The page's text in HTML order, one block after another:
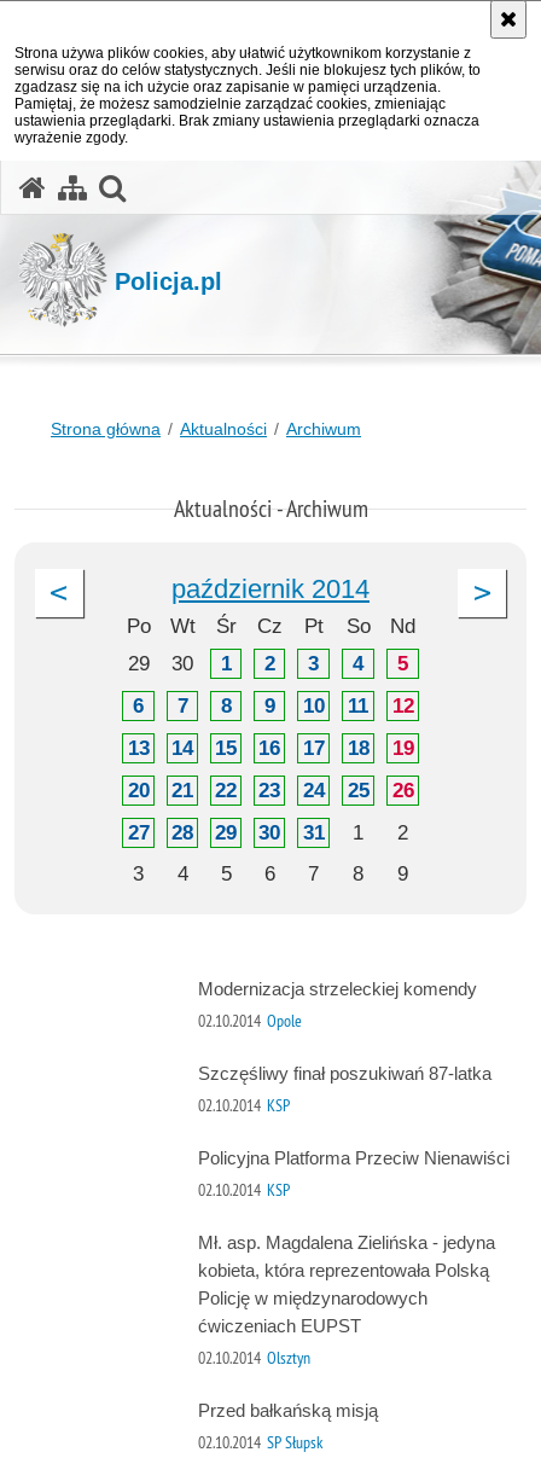
Strona używa plików cookies, aby ułatwić użytkownikom korzystanie z
serwisu oraz do celów statystycznych. Jeśli nie blokujesz tych plików, to
zgadzasz się na ich użycie oraz zapisanie w pamięci urządzenia.
Pamiętaj, że możesz samodzielnie zarządzać cookies, zmieniając
ustawienia przeglądarki. Brak zmiany ustawienia przeglądarki oznacza
wyrażenie zgody.
Policja.pl
Strona główna Aktualności Archiwum
Aktualności - Archiwum
październik 2014
Po Wt Śr Cz Pt So
Nd
29
30 1 2 3 4
5
6
7 8 9 10 11
12
13
14 15 16 17 18
19
20
21 22 23 24 25
26
27
28 29 30 31 1
2
3
4 5 6 7 8 9
Modernizacja strzeleckiej komendy
02.10.2014 Opole
Szczęśliwy finał poszukiwań 87-latka
02.10.2014 KSP
Policyjna Platforma Przeciw Nienawiści
02.10.2014 KSP
Mł. asp. Magdalena Zielińska - jedyna
kobieta, która reprezentowała Polską
Policję w międzynarodowych
ćwiczeniach EUPST
02.10.2014 Olsztyn
Przed bałkańską misją
02.10.2014 SP Słupsk